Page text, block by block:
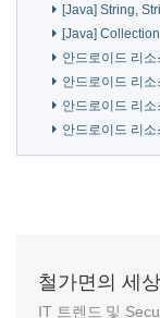
[Java] String,
[Java]
안드로이드 리
안드로이드 리
안드로이드 리
안드로이드 리소
철가면의 세
IT 트렌드 및